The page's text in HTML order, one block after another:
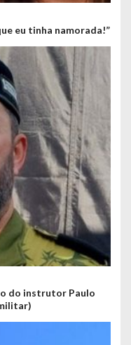
eu tinha namorada!”
do instrutor Paulo